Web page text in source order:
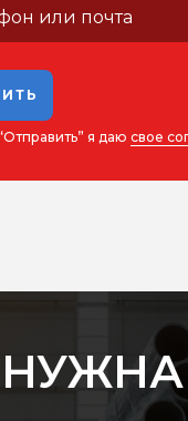
я даю свое